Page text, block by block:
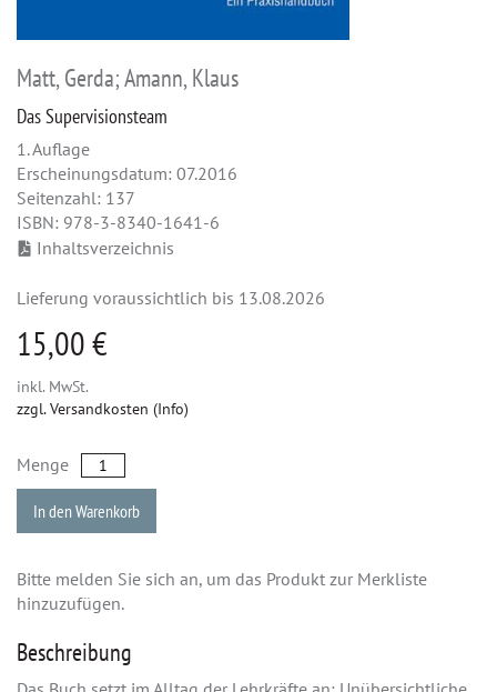
Matt, Gerda; Amann, Klaus
Das Supervisionsteam
1. Auflage
Erscheinungsdatum: 07.2016
Seitenzahl: 137
ISBN: 978-3-8340-1641-6
Inhaltsverzeichnis
Lieferung voraussichtlich bis 13.08.2026
15,00 €
inkl. MwSt.
zzgl. Versandkosten (Info)
Menge
In den Warenkorb
Bitte melden Sie sich an, um das Produkt zur Merkliste
hinzuzufügen.
Beschreibung